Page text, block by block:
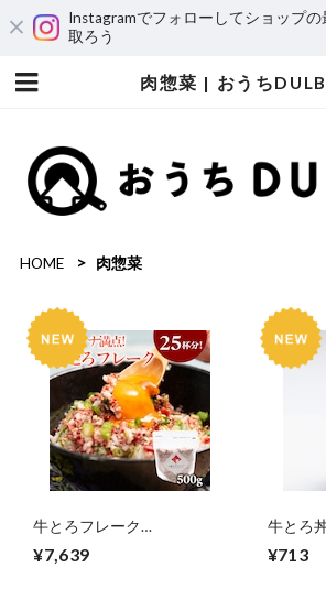
Instagramでフォローしてショップ
取ろう
肉惣菜 | おうち
HOME 肉惣菜
牛とろフレーク
¥7,639
牛とろ
¥713